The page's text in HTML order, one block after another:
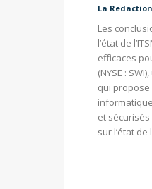
La Redaction
Les
l’état de
efficaces
(NYSE :
qui
et
sur l’état de